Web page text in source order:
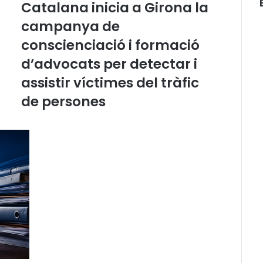
C
o
s
e
l
e
d
v
o
c
a
c
i
a
Catalana inicia a Girona la
campanya de
conscienciació i formació
d’advocats per detectar i
assistir víctimes del tràfic
de persones